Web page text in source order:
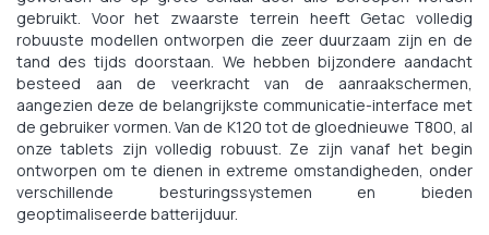
gebruikt. Voor het zwaarste terrein heeft Getac volledig
robuuste modellen ontworpen die zeer duurzaam zijn en de
tand des tijds doorstaan. We hebben bijzondere aandacht
besteed aan de veerkracht van de aanraakschermen,
aangezien deze de belangrijkste communicatie-interface met
de gebruiker vormen. Van de K120 tot de gloednieuwe T800, al
onze tablets zijn volledig robuust. Ze zijn vanaf het begin
ontworpen om te dienen in extreme omstandigheden, onder
verschillende besturingssystemen en bieden
geoptimaliseerde batterijduur.